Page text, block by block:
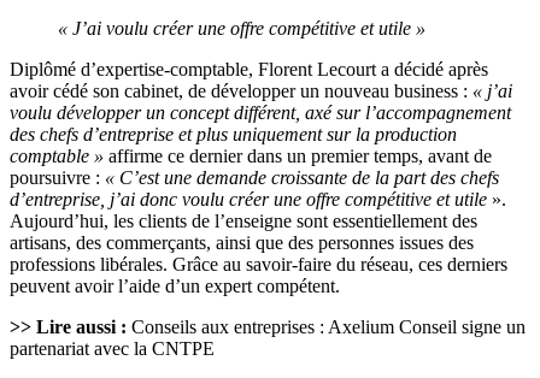
« J’ai voulu créer une offre compétitive et utile »
Diplômé d’expertise-comptable, Florent Lecourt a décidé après
avoir cédé son cabinet, de développer un nouveau business : « j’ai
voulu développer un concept différent, axé sur l’accompagnement
des chefs d’entreprise et plus uniquement sur la production
comptable » affirme ce dernier dans un premier temps, avant de
poursuivre : « C’est une demande croissante de la part des chefs
d’entreprise, j’ai donc voulu créer une offre compétitive et utile ».
Aujourd’hui, les clients de l’enseigne sont essentiellement des
artisans, des commerçants, ainsi que des personnes issues des
professions libérales. Grâce au savoir-faire du réseau, ces derniers
peuvent avoir l’aide d’un expert compétent.
>> Lire aussi : Conseils aux entreprises : Axelium Conseil signe un
partenariat avec la CNTPE